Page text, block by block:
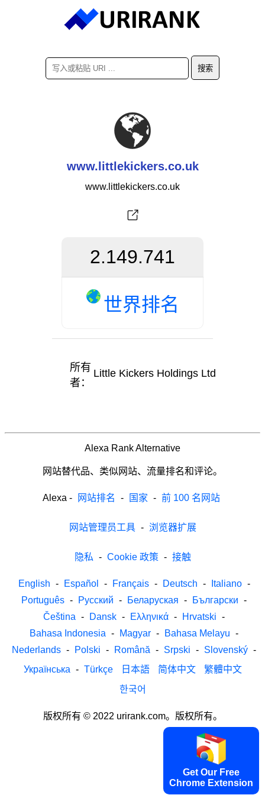
www.littlekickers.co.uk
www.littlekickers.co.uk
2.149.741
世界排名
所有
者：
Little Kickers Holdings Ltd
Alexa Rank Alternative
网站替代品、类似网站、流量排名和评论。
Alexa - 网站排名 - 国家 - 前 100 名网站
网站管理员工具 - 浏览器扩展
隐私 - Cookie 政策 - 接触
English - Español - Français - Deutsch - Italiano -
Português - Русский - Беларуская - Български -
Čeština - Dansk - Ελληνικά - Hrvatski -
Bahasa Indonesia - Magyar - Bahasa Melayu -
Nederlands - Polski - Română - Srpski - Slovenský -
Українська - Türkçe 日本語 简体中文
繁體中文
한국어
版权所有 © 2022 urirank.com。版权所有。
Get Our Free
Chrome Extension